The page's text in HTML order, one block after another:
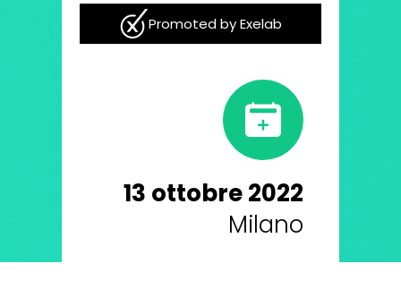
Promoted by Exelab
13 ottobre 2022
Milano